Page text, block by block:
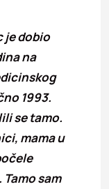
je dobio
na
1993.
se tamo.
mama u
sam